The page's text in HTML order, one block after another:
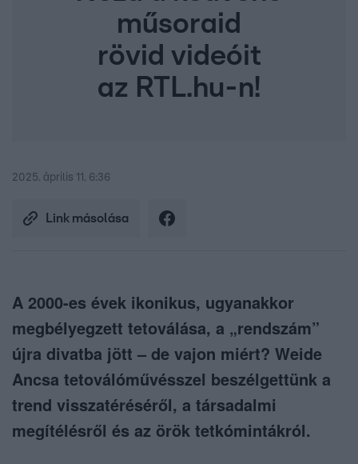
műsoraid
rövid videóit
az RTL.hu-n!
2025. április 11. 6:36
Link másolása
A 2000-es évek ikonikus, ugyanakkor
megbélyegzett tetoválása, a „rendszám”
újra divatba jött – de vajon miért? Weide
Ancsa tetoválóművésszel beszélgettünk a
trend visszatéréséről, a társadalmi
megítélésről és az örök tetkómintákról.